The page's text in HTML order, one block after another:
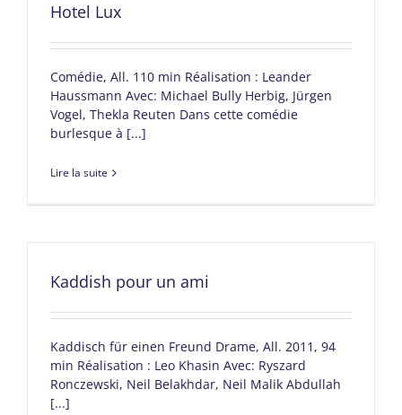
Hotel Lux
Comédie, All. 110 min Réalisation : Leander
Haussmann Avec: Michael Bully Herbig, Jürgen
Vogel, Thekla Reuten Dans cette comédie
burlesque à [...]
Lire la suite
Kaddish pour un ami
Kaddisch für einen Freund Drame, All. 2011, 94
min Réalisation : Leo Khasin Avec: Ryszard
Ronczewski, Neil Belakhdar, Neil Malik Abdullah
[...]